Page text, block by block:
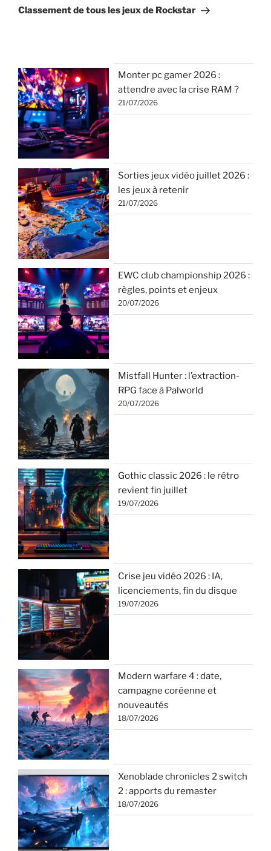
suivant
Classement de tous les jeux de Rockstar
Monter pc gamer 2026 :
attendre avec la crise RAM ?
21/07/2026
Sorties jeux vidéo juillet 2026 :
les jeux à retenir
21/07/2026
EWC club championship 2026 :
règles, points et enjeux
20/07/2026
Mistfall Hunter : l’extraction-
RPG face à Palworld
20/07/2026
Gothic classic 2026 : le rétro
revient fin juillet
19/07/2026
Crise jeu vidéo 2026 : IA,
licenciements, fin du disque
19/07/2026
Modern warfare 4 : date,
campagne coréenne et
nouveautés
18/07/2026
Xenoblade chronicles 2 switch
2 : apports du remaster
18/07/2026